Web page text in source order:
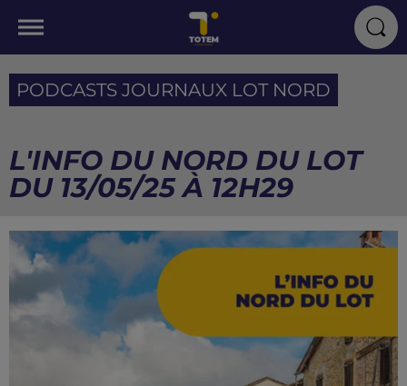
PODCASTS JOURNAUX LOT NORD
L'INFO DU NORD DU LOT
DU 13/05/25 À 12H29